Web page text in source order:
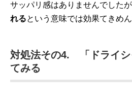
サッパリ感はありませんでしたが
れるという意味では効果てきめん
対処法その4. 「ドライシ
てみる